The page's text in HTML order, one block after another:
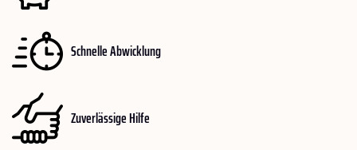
Schnelle Abwicklung
Zuverlässige Hilfe